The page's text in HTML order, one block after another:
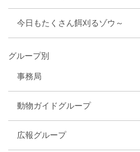
今日もたくさん餌刈るゾウ～
グループ別
事務局
動物ガイドグループ
広報グループ